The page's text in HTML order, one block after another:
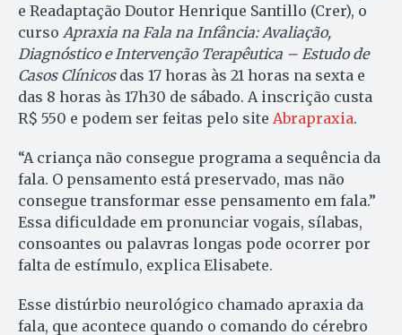
e Readaptação Doutor Henrique Santillo (Crer), o
curso Apraxia na Fala na Infância: Avaliação,
Diagnóstico e Intervenção Terapêutica – Estudo de
Casos Clínicosdas 17 horas às 21 horas na sexta e
das 8 horas às 17h30 de sábado. A inscrição custa
R$ 550 e podem ser feitas pelo site Abrapraxia.
“A criança não consegue programa a sequência da
fala. O pensamento está preservado, mas não
consegue transformar esse pensamento em fala.”
Essa dificuldade em pronunciar vogais, sílabas,
consoantes ou palavras longas pode ocorrer por
falta de estímulo, explica Elisabete.
Esse distúrbio neurológico chamado apraxia da
fala, que acontece quando o comando do cérebro